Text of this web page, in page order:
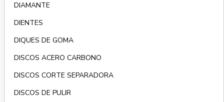
DIAMANTE
DIENTES
DIQUES DE GOMA
DISCOS ACERO CARBONO
DISCOS CORTE SEPARADORA
DISCOS DE PULIR